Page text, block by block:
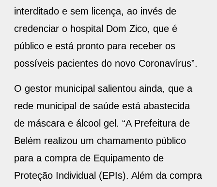
interditado e sem licença, ao invés de
credenciar o hospital Dom Zico, que é
público e está pronto para receber os
possíveis pacientes do novo Coronavírus”.
O gestor municipal salientou ainda, que a
rede municipal de saúde está abastecida
de máscara e álcool gel. “A Prefeitura de
Belém realizou um chamamento público
para a compra de Equipamento de
Proteção Individual (EPIs). Além da compra